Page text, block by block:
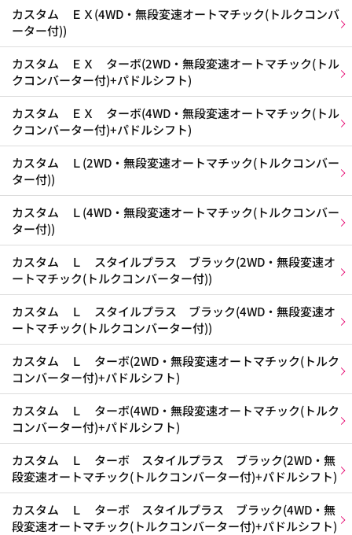
カスタム ＥＸ(4WD・無段変速オートマチック(トルクコンバ
ーター付))
カスタム ＥＸ ターボ(2WD・無段変速オートマチック(トル
クコンバーター付)+パドルシフト)
カスタム ＥＸ ターボ(4WD・無段変速オートマチック(トル
クコンバーター付)+パドルシフト)
カスタム Ｌ(2WD・無段変速オートマチック(トルクコンバー
ター付))
カスタム Ｌ(4WD・無段変速オートマチック(トルクコンバー
ター付))
カスタム Ｌ スタイルプラス ブラック(2WD・無段変速オ
ートマチック(トルクコンバーター付))
カスタム Ｌ スタイルプラス ブラック(4WD・無段変速オ
ートマチック(トルクコンバーター付))
カスタム Ｌ ターボ(2WD・無段変速オートマチック(トルク
コンバーター付)+パドルシフト)
カスタム Ｌ ターボ(4WD・無段変速オートマチック(トルク
コンバーター付)+パドルシフト)
カスタム Ｌ ターボ スタイルプラス ブラック(2WD・無
段変速オートマチック(トルクコンバーター付)+パドルシフト)
カスタム Ｌ ターボ スタイルプラス ブラック(4WD・無
段変速オートマチック(トルクコンバーター付)+パドルシフト)